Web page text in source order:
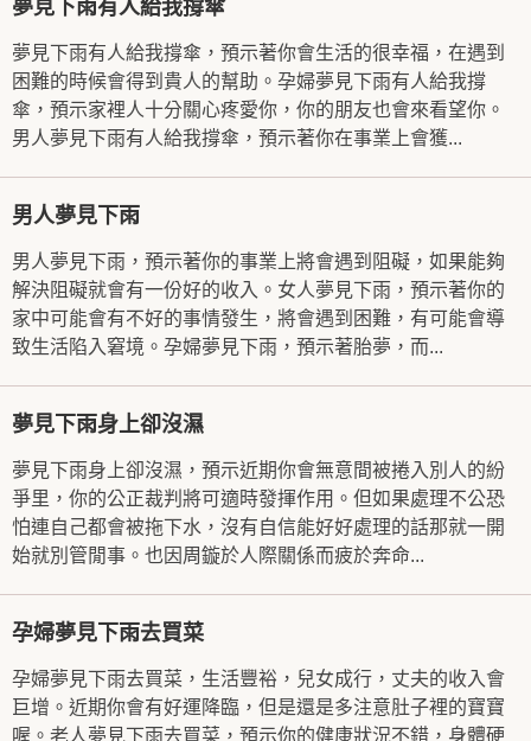
夢見下雨有人給我撐傘
夢見下雨有人給我撐傘，預示著你會生活的很幸福，在遇到
困難的時候會得到貴人的幫助。孕婦夢見下雨有人給我撐
傘，預示家裡人十分關心疼愛你，你的朋友也會來看望你。
男人夢見下雨有人給我撐傘，預示著你在事業上會獲...
男人夢見下雨
男人夢見下雨，預示著你的事業上將會遇到阻礙，如果能夠
解決阻礙就會有一份好的收入。女人夢見下雨，預示著你的
家中可能會有不好的事情發生，將會遇到困難，有可能會導
致生活陷入窘境。孕婦夢見下雨，預示著胎夢，而...
夢見下雨身上卻沒濕
夢見下雨身上卻沒濕，預示近期你會無意間被捲入別人的紛
爭里，你的公正裁判將可適時發揮作用。但如果處理不公恐
怕連自己都會被拖下水，沒有自信能好好處理的話那就一開
始就別管閒事。也因周鏇於人際關係而疲於奔命...
孕婦夢見下雨去買菜
孕婦夢見下雨去買菜，生活豐裕，兒女成行，丈夫的收入會
巨增。近期你會有好運降臨，但是還是多注意肚子裡的寶寶
喔。老人夢見下雨去買菜，預示你的健康狀況不錯，身體硬